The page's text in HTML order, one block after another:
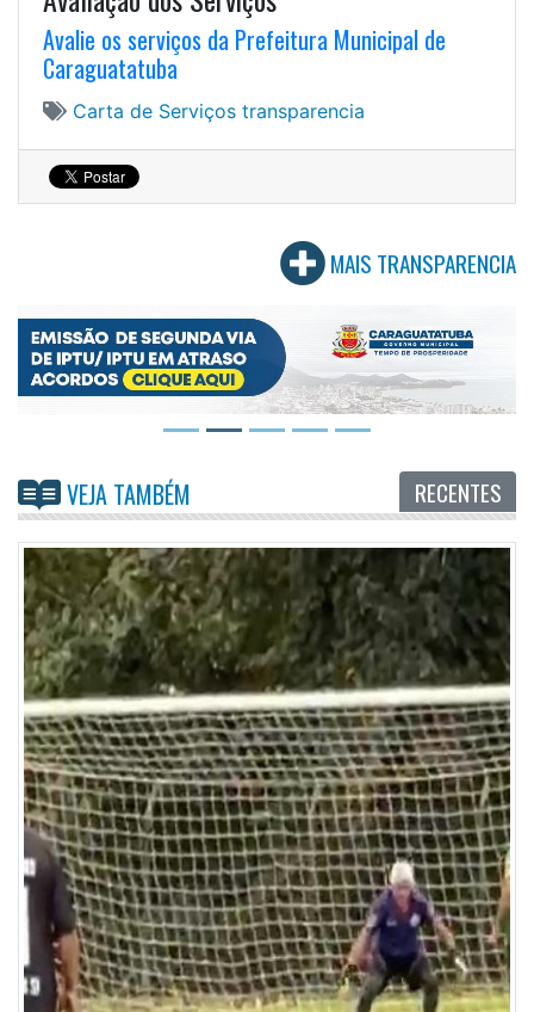
Avalie os serviços da Prefeitura Municipal de
Caraguatatuba
Carta de Serviços transparencia
MAIS TRANSPARENCIA
VEJA TAMBÉM RECENTES